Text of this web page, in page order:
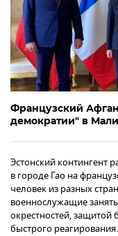
Французский
демократии" в Мали
Эстонский контингент
в городе Гао на
человек из разных
военнослужащие
окрестностей, защитой
быстрого реагирования.